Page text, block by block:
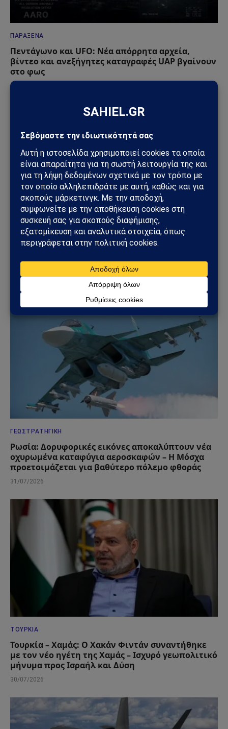
ΠΑΡΆΞΕΝΑ
Πεντάγωνο και UFO: Νέα απόρρητα αρχεία,
βίντεο και ανεξήγητες καταγραφές UAP βγαίνουν
στο φως
08/08/2026
ΓΕΩΣΤΡΑΤΗΓΙΚΉ
Συμφωνία της Μέκκας: Τουρκία, Σαουδική Αραβία
και Πακιστάν δημιουργούν νέο αμυντικό άξονα –
Οι επιπτώσεις για την Ελλάδα
ΓΕΩΣΤΡΑΤΗΓΙΚΉ
Ρωσία: Δορυφορικές εικόνες αποκαλύπτουν νέα
οχυρωμένα καταφύγια αεροσκαφών – Η Μόσχα
προετοιμάζεται για βαθύτερο πόλεμο φθοράς
31/07/2026
ΤΟΥΡΚΊΑ
Τουρκία – Χαμάς: Ο Χακάν Φιντάν συναντήθηκε
με τον νέο ηγέτη της Χαμάς – Ισχυρό γεωπολιτικό
μήνυμα προς Ισραήλ και Δύση
30/07/2026